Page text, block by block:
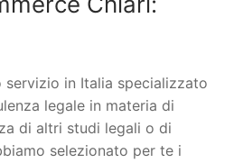
servizio in Italia specializzato
legale in materia di
di altri studi legali o di
selezionato per te i